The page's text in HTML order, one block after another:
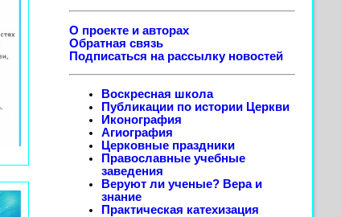
О проекте и авторах
Обратная связь
Подписаться на рассылку новостей
Воскресная школа
Публикации по истории Церкви
Иконография
Агиография
Церковные праздники
Православные учебные
заведения
Веруют ли ученые? Вера и
знание
Практическая катехизация